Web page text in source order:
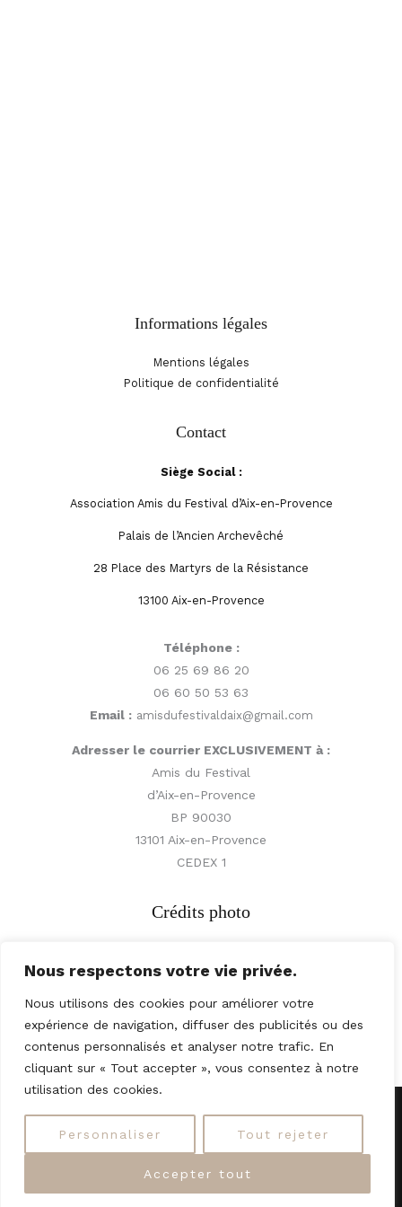
Nous respectons votre vie privée.
Nous utilisons des cookies pour améliorer votre
expérience de navigation, diffuser des publicités ou des
contenus personnalisés et analyser notre trafic. En
cliquant sur « Tout accepter », vous consentez à notre
utilisation des cookies.
Personnaliser Tout rejeter
Accepter tout
Informations légales
Mentions légales
Politique de confidentialité
Contact
Siège Social :
Association Amis du Festival d’Aix-en-Provence
Palais de l’Ancien Archevêché
28 Place des Martyrs de la Résistance
13100 Aix-en-Provence
Téléphone :
06 25 69 86 20
06 60 50 53 63
Email : amisdufestivaldaix@gmail.com
Adresser le courrier EXCLUSIVEMENT à :
Amis du Festival
d’Aix-en-Provence
BP 90030
13101 Aix-en-Provence
CEDEX 1
Crédits photo
© Vincent Beaume,
© Paul Meissonnier,
© Jean-Claude Langain
Copyright © 2026 Amis du Festival d’Aix
Powered by A lice's World